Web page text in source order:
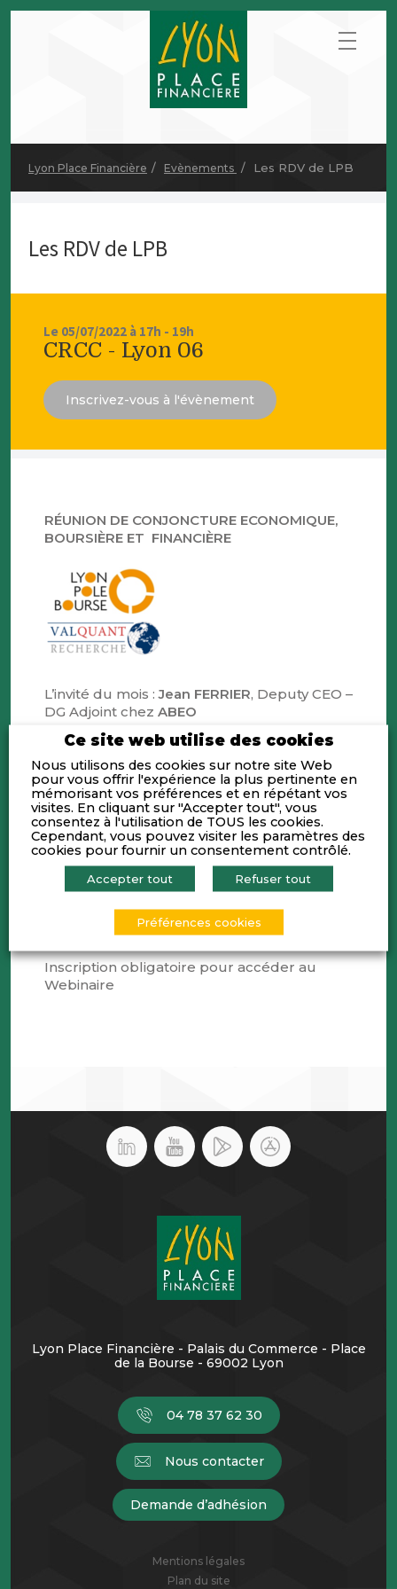
Lyon Place Financière Evènements Les RDV de LPB
Les RDV de LPB
Le 05/07/2022 à 17h - 19h
CRCC - Lyon 06
Inscrivez-vous à l'évènement
RÉUNION DE CONJONCTURE ECONOMIQUE,
BOURSIÈRE ET FINANCIÈRE
L’invité du mois :Jean FERRIER, Deputy CEO –
DG Adjoint chez ABEO
Éric GALIEGUE, stratégiste deVALQUANT,
proposera son analyse critique de l’actualité
du mois écoulé, dans le cadre de la mise à
jour du scénario de marché.
•Jean-Louis FLECHE,Président d’ ORFIS,
présentera l’actualité de l’Indice Lyon Pôle
Bourse.
Franck DUSSOGE, Vice-Président Lyon Place
Financière, animera la réunion
La réunion se poursuivra par un cocktail.
Inscription obligatoire pour accéder au
Webinaire
Lyon Place Financière - Palais du Commerce - Place
de la Bourse - 69002 Lyon
04 78 37 62 30
Nous contacter
Demande d’adhésion
Mentions légales
Plan du site
Ce site web utilise des cookies
Nous utilisons des cookies sur notre site Web
pour vous offrir l'expérience la plus pertinente en
mémorisant vos préférences et en répétant vos
visites. En cliquant sur "Accepter tout", vous
consentez à l'utilisation de TOUS les cookies.
Cependant, vous pouvez visiter les paramètres des
cookies pour fournir un consentement contrôlé.
Accepter tout Refuser tout
Préférences cookies